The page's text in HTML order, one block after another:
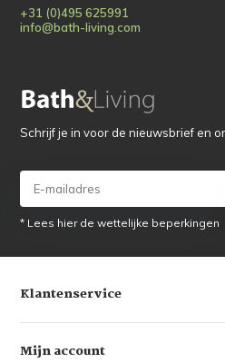
+31 (0)495 625991
info@bath-living.com
Schrijf je in voor de nieuwsbrief en
* Lees hier de wettelijke beperkingen
Klantenservice
Mijn account